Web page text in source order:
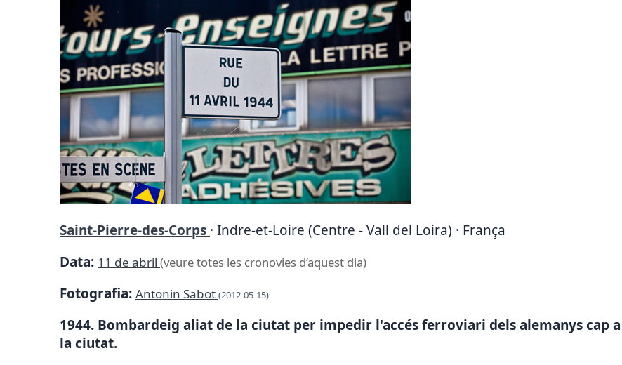
Saint-Pierre-des-Corps · Indre-et-Loire (Centre - Vall del Loira) · França
Data: 11 de abril (veure totes les cronovies d’aquest dia)
Fotografia: Antonin Sabot (2012-05-15)
1944. Bombardeig aliat de la ciutat per impedir l'accés ferroviari dels alemanys cap
la ciutat.